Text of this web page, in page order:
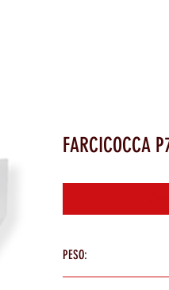
FARCICOCCA
PESO: